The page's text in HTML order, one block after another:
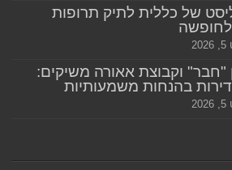
של כללית לתיק תרופות
"חבר" וקבוצת אאורה משיקים:
בהנחות משמעותיות